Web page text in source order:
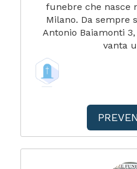
funebre che nasce
Milano. Da sempre
Antonio Baiamonti
vanta